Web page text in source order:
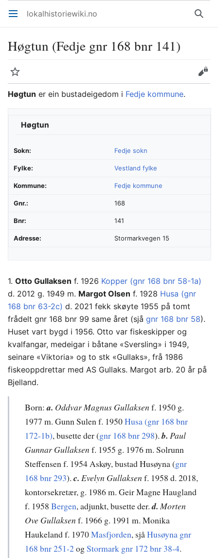
Åpne hovedmenyen lokalhistoriewiki.no Søk
Høgtun (Fedje gnr 168 bnr 141)
Overvåk
Rediger
Høgtun er ein bustadeigedom i Fedje kommune.
Høgtun
Sokn: Fedje sokn
Fylke: Vestland fylke
Kommune: Fedje kommune
Gnr.: 168
Bnr: 141
Adresse: Stormarkvegen 15
1. Otto Gullaksen f. 1926 Kopper (gnr 168 bnr 58-1a)
d. 2012 g. 1949 m. Margot Olsen f. 1928 Husa (gnr
168 bnr 63-2c) d. 2021 fekk skøyte 1955 på tomt
frådelt gnr 168 bnr 99 same året (sjå gnr 168 bnr 58).
Huset vart bygd i 1956. Otto var fiskeskipper og
kvalfangar, medeigar i båtane «Sversling» i 1949,
seinare «Viktoria» og to stk «Gullaks», frå 1986
fiskeoppdrettar med AS Gullaks. Margot arb. 20 år på
Bjelland.
Born:a. Oddvar Magnus Gullaksen f. 1950 g.
1977 m. Gunn Sulen f. 1950Husa (gnr 168 bnr
172-1b), busette der (gnr 168 bnr 298).b. Paul
Gunnar Gullaksen f. 1955 g. 1976 m. Solrunn
Steffensen f. 1954 Askøy, bustad Husøyna (gnr
168 bnr 293). c. Evelyn Gullaksen f. 1958 d. 2018,
kontorsekretær, g. 1986 m. Geir Magne Haugland
f. 1958 Bergen, adjunkt, busette der.d. Morten
Ove Gullaksen f. 1966 g. 1991 m. Monika
Haukeland f. 1970Masfjorden, sjåHusøyna gnr
168 bnr 251-2ogStormark gnr 172 bnr 38-4.